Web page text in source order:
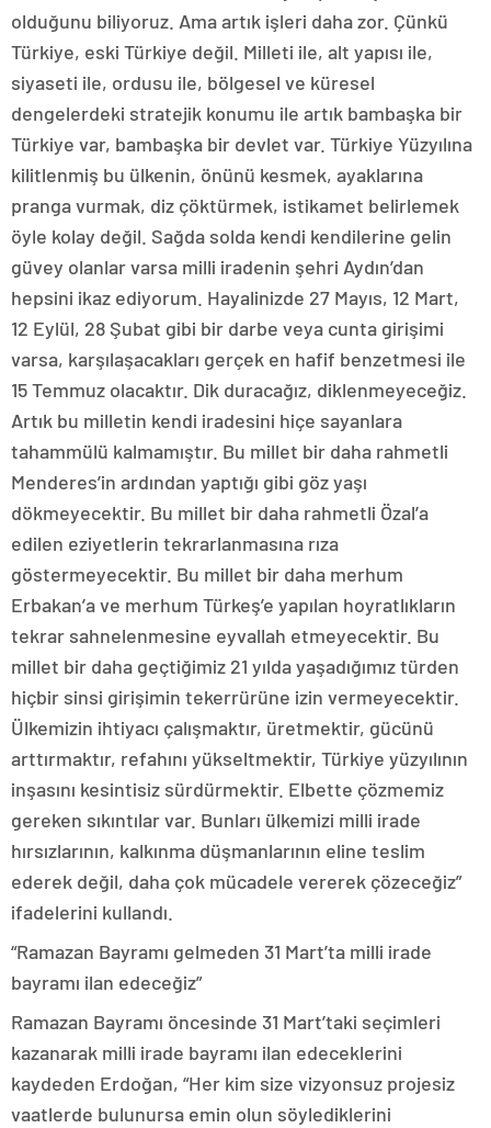
olduğunu biliyoruz. Ama artık işleri daha zor. Çünkü
Türkiye, eski Türkiye değil. Milleti ile, alt yapısı ile,
siyaseti ile, ordusu ile, bölgesel ve küresel
dengelerdeki stratejik konumu ile artık bambaşka bir
Türkiye var, bambaşka bir devlet var. Türkiye Yüzyılına
kilitlenmiş bu ülkenin, önünü kesmek, ayaklarına
pranga vurmak, diz çöktürmek, istikamet belirlemek
öyle kolay değil. Sağda solda kendi kendilerine gelin
güvey olanlar varsa milli iradenin şehri Aydın’dan
hepsini ikaz ediyorum. Hayalinizde 27 Mayıs, 12 Mart,
12 Eylül, 28 Şubat gibi bir darbe veya cunta girişimi
varsa, karşılaşacakları gerçek en hafif benzetmesi ile
15 Temmuz olacaktır. Dik duracağız, diklenmeyeceğiz.
Artık bu milletin kendi iradesini hiçe sayanlara
tahammülü kalmamıştır. Bu millet bir daha rahmetli
Menderes’in ardından yaptığı gibi göz yaşı
dökmeyecektir. Bu millet bir daha rahmetli Özal’a
edilen eziyetlerin tekrarlanmasına rıza
göstermeyecektir. Bu millet bir daha merhum
Erbakan’a ve merhum Türkeş’e yapılan hoyratlıkların
tekrar sahnelenmesine eyvallah etmeyecektir. Bu
millet bir daha geçtiğimiz 21 yılda yaşadığımız türden
hiçbir sinsi girişimin tekerrürüne izin vermeyecektir.
Ülkemizin ihtiyacı çalışmaktır, üretmektir, gücünü
arttırmaktır, refahını yükseltmektir, Türkiye yüzyılının
inşasını kesintisiz sürdürmektir. Elbette çözmemiz
gereken sıkıntılar var. Bunları ülkemizi milli irade
hırsızlarının, kalkınma düşmanlarının eline teslim
ederek değil, daha çok mücadele vererek çözeceğiz”
ifadelerini kullandı.
“Ramazan Bayramı gelmeden 31 Mart’ta milli irade
bayramı ilan edeceğiz”
Ramazan Bayramı öncesinde 31 Mart’taki seçimleri
kazanarak milli irade bayramı ilan edeceklerini
kaydeden Erdoğan, “Her kim size vizyonsuz projesiz
vaatlerde bulunursa emin olun söylediklerini